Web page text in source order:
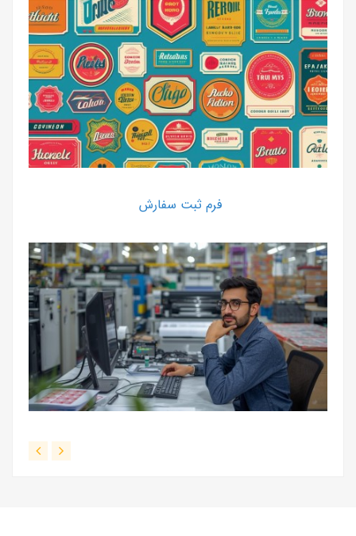
فرم ثبت سفارش